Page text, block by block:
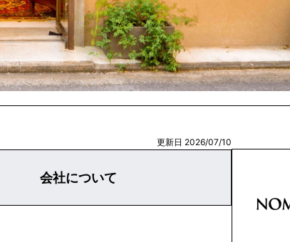
更新日 2026/07/10
会社について